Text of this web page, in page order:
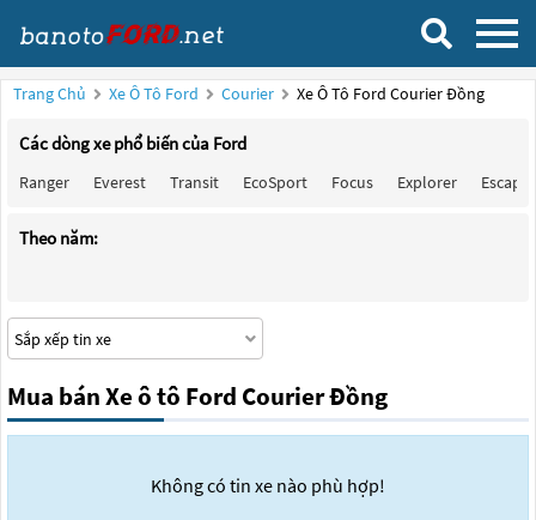
Trang Chủ Xe Ô Tô Ford Courier Xe Ô Tô Ford Courier Đồng
Các dòng xe phổ biến của Ford
Ranger Everest Transit EcoSport Focus Explorer Escape
Theo năm:
Mua bán Xe ô tô Ford Courier Đồng
Không có tin xe nào phù hợp!